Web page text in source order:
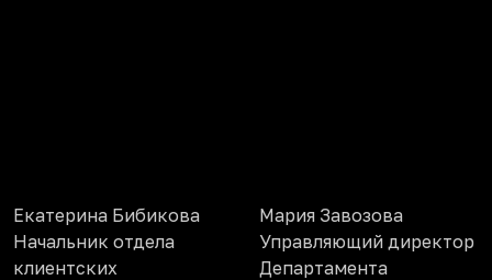
Екатерина Бибикова
Начальник отдела
клиентских
Мария Завозова
Управляющий директор
Департамента